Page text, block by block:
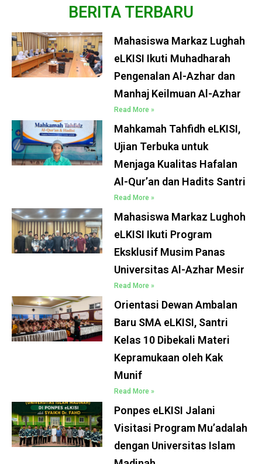
BERITA TERBARU
Mahasiswa Markaz Lughah
eLKISI Ikuti Muhadharah
Pengenalan Al-Azhar dan
Manhaj Keilmuan Al-Azhar
Read More »
Mahkamah Tahfidh eLKISI,
Ujian Terbuka untuk
Menjaga Kualitas Hafalan
Al-Qur’an dan Hadits Santri
Read More »
Mahasiswa Markaz Lughoh
eLKISI Ikuti Program
Eksklusif Musim Panas
Universitas Al-Azhar Mesir
Read More »
Orientasi Dewan Ambalan
Baru SMA eLKISI, Santri
Kelas 10 Dibekali Materi
Kepramukaan oleh Kak
Munif
Read More »
Ponpes eLKISI Jalani
Visitasi Program Mu’adalah
dengan Universitas Islam